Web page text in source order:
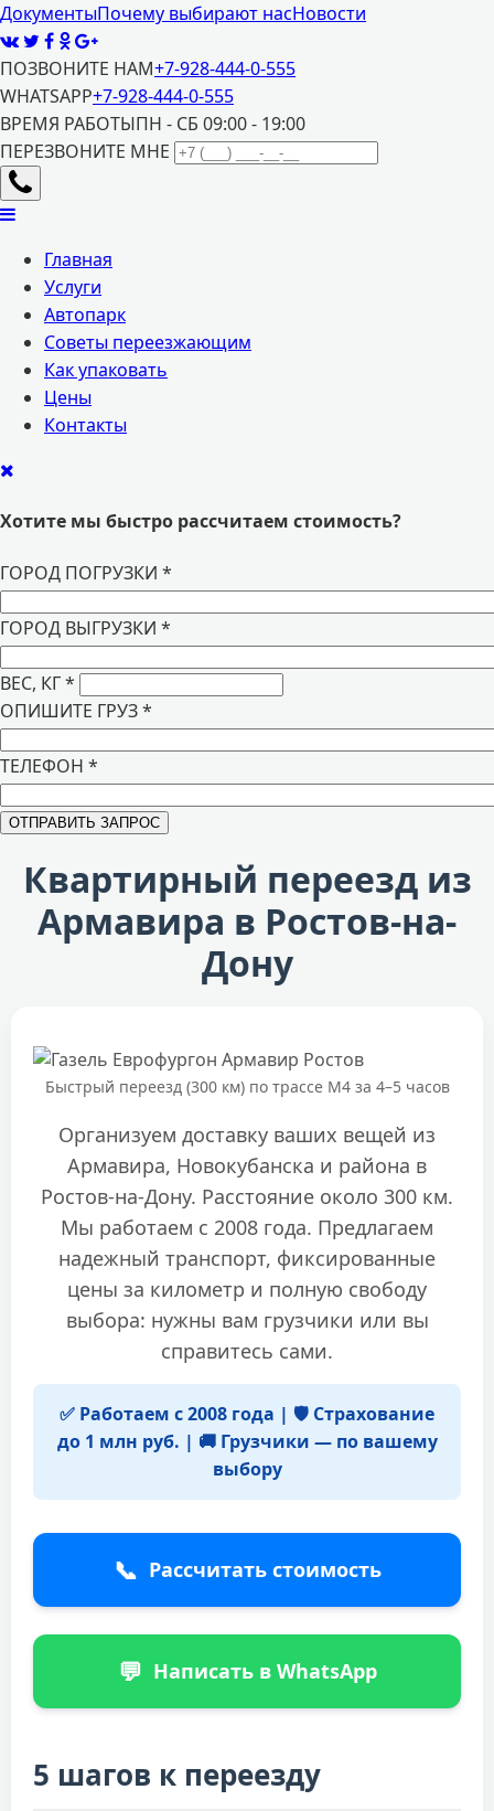
ДокументыПочему выбирают насНовости
ПОЗВОНИТЕ НАМ+7-928-444-0-555
WHATSAPP+7-928-444-0-555
ВРЕМЯ РАБОТЫПН - СБ 09:00 - 19:00
ПЕРЕЗВОНИТЕ МНЕ
Главная
Услуги
Автопарк
Советы переезжающим
Как упаковать
Цены
Контакты
Хотите мы быстро рассчитаем стоимость?
ГОРОД ПОГРУЗКИ *
ГОРОД ВЫГРУЗКИ *
ВЕС, КГ*
ОПИШИТЕ ГРУЗ*
ТЕЛЕФОН *
Квартирный переезд из
Армавира в Ростов-на-
Дону
Быстрый переезд (300 км) по трассе М4 за 4–5 часов
Организуем доставку ваших вещей из
Армавира, Новокубанска и района в
Ростов-на-Дону. Расстояние около 300 км.
Мы работаем с 2008 года. Предлагаем
надежный транспорт, фиксированные
цены за километр и полную свободу
выбора: нужны вам грузчики или вы
справитесь сами.
✅ Работаем с 2008 года | 🛡️ Страхование
до 1 млн руб. | 🚚 Грузчики — по вашему
выбору
📞 Рассчитать стоимость
💬 Написать в WhatsApp
5 шагов к переезду